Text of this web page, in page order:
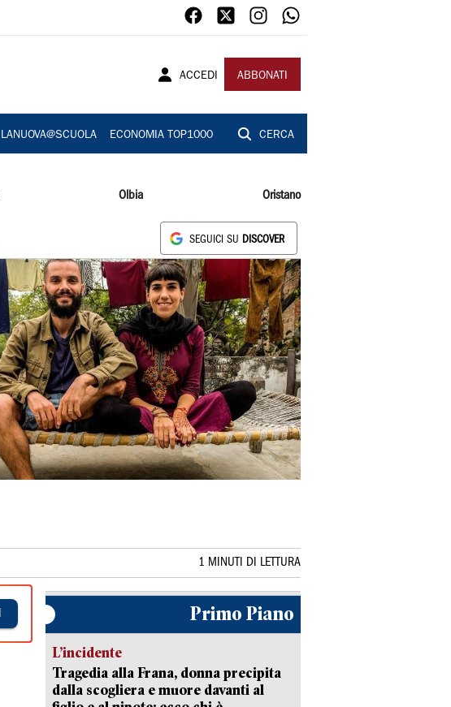
ACCEDI ABBONATI
LANUOVA@SCUOLA ECONOMIA TOP1000 CERCA
Olbia Oristano
SEGUICI SU DISCOVER
1 MINUTI DI LETTURA
Primo Piano
L’incidente
Tragedia alla Frana, donna precipita
dalla scogliera e muore davanti al